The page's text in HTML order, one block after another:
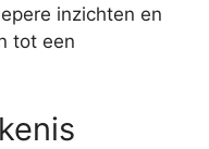
inzichten en
tot een